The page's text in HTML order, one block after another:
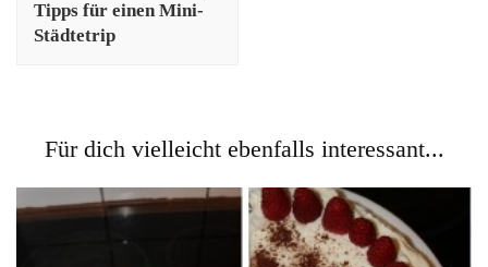
Tipps für einen Mini-
Städtetrip
Für dich vielleicht ebenfalls interessant...